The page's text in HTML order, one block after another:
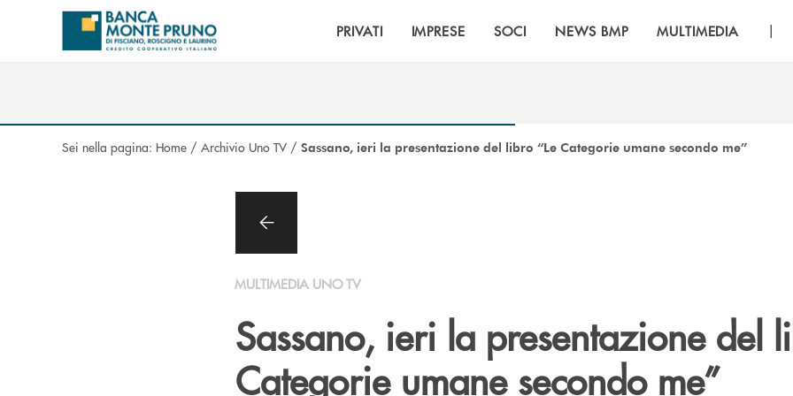
Salta al contenuto principale
PRIVATI IMPRESE SOCI NEWS BMP MULTIMEDIA |
Sei nella pagina: Home / Archivio Uno TV / Sassano, ieri la presentazione del libro “Le Categorie umane secondo me”
MULTIMEDIA UNO TV
Sassano, ieri la presentazione del
Categorie umane secondo me”